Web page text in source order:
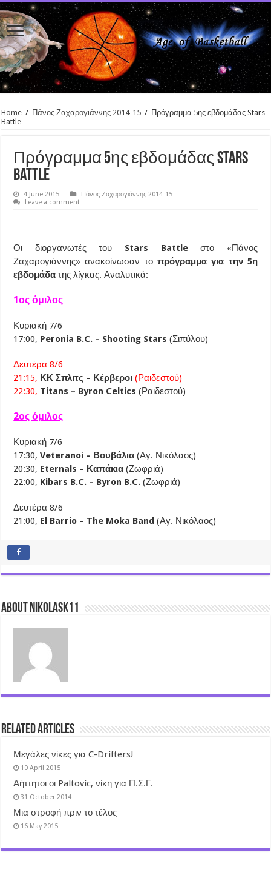
Home / Πάνος Ζαχαρογιάννης 2014-15 / Πρόγραμμα 5ης εβδομάδας Stars
Battle
Πρόγραμμα 5ης εβδομάδας Stars
Battle
4 June 2015
Πάνος Ζαχαρογιάννης 2014-15
Leave a comment
Οι διοργανωτές του Stars Battleστο «Πάνος
Ζαχαρογιάννης» ανακοίνωσαν το πρόγραμμα για την 5η
εβδομάδα της λίγκας. Αναλυτικά:
1ος όμιλος
Κυριακή 7/6
17:00, Peronia B.C. – Shooting Stars (Σιπύλου)
Δευτέρα 8/6
21:15, ΚΚ Σπλιτς – Κέρβεροι(Ραιδεστού)
22:30, Titans – Byron Celtics (Ραιδεστού)
2ος όμιλος
Κυριακή 7/6
17:30,Veteranoi – Βουβάλια (Αγ. Νικόλαος)
20:30, Eternals – Καπάκια(Ζωφριά)
22:00, Kibars B.C. – Byron B.C. (Ζωφριά)
Δευτέρα 8/6
21:00, El Barrio – The Moka Band (Αγ. Νικόλαος)
About nikolask11
Related Articles
Μεγάλες νίκες για C-Drifters!
10 April 2015
Αήττητοι οι Paltovic, νίκη για Π.Σ.Γ.
31 October 2014
Μια στροφή πριν το τέλος
16 May 2015